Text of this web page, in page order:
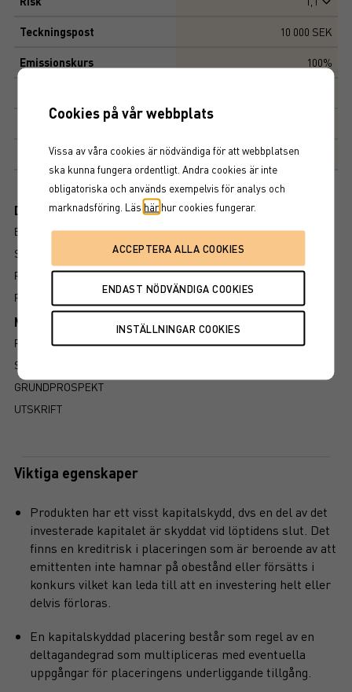
Teckningspost 10 000 SEK
Emissionskurs 100%
Deltagandegrad
Marknadsplats NASDAQ STOCKHOLM AB
Dokument
BROSCHYR
SLUTLIGA VILLKOR
FAKTABLAD
FÖRFALLOVILLKOR
Mer information om produkten
RISK
SÅ LÄSER DU FAKTABLADET
GRUNDPROSPEKT
UTSKRIFT
Viktiga egenskaper
Produkten har ett visst kapitalskydd, dvs en del av det
investerade kapitalet är skyddat vid löptidens slut. Det
finns en kreditrisk i placeringen som är beroende av att
emittenten inte hamnar på obestånd eller försätts i
konkurs vilket kan leda till att en investering helt eller
delvis förloras.
En kapitalskyddad placering består som regel av en
deltagandegrad som multipliceras med eventuella
uppgångar för placeringens underliggande tillgång.
Cookies på vår webbplats
Vissa av våra cookies är nödvändiga för att webbplatsen
ska kunna fungera ordentligt. Andra cookies är inte
obligatoriska och används exempelvis för analys och
marknadsföring. Läs här hur cookies fungerar.